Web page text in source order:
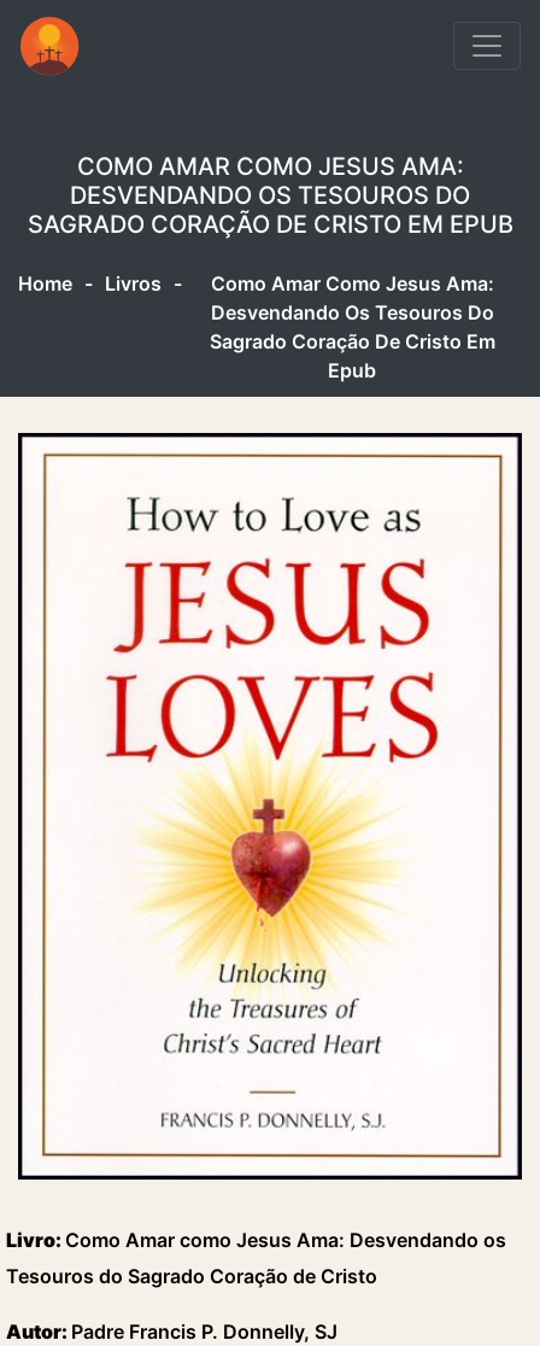
COMO AMAR COMO JESUS AMA:
DESVENDANDO OS TESOUROS DO
SAGRADO CORAÇÃO DE CRISTO EM EPUB
Home - Livros -
Como Amar Como Jesus Ama:
Desvendando Os Tesouros Do
Sagrado Coração De Cristo Em
Epub
Livro: Como Amar como Jesus Ama: Desvendando os
Tesouros do Sagrado Coração de Cristo
Autor: Padre Francis P. Donnelly, SJ